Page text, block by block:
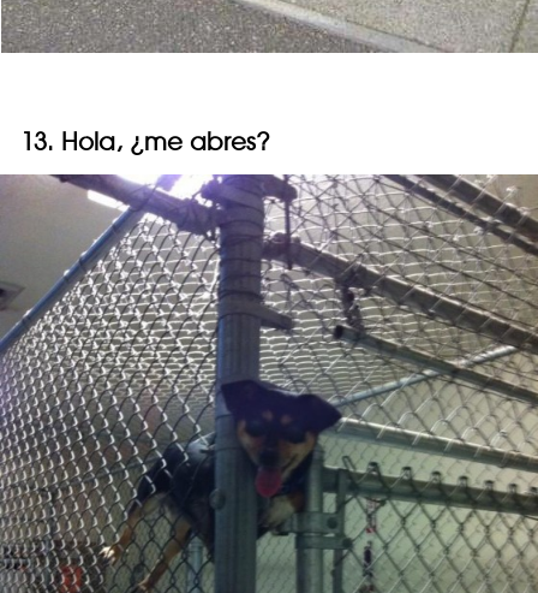
13. Hola, ¿me abres?